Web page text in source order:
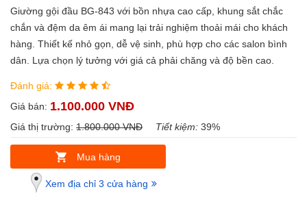
Giường gội đầu BG-843 với bồn nhựa cao cấp, khung sắt chắc
chắn và đệm da êm ái mang lại trải nghiệm thoải mái cho khách
hàng. Thiết kế nhỏ gọn, dễ vệ sinh, phù hợp cho các salon bình
dân. Lựa chọn lý tưởng với giá cả phải chăng và độ bền cao.
Đánh giá:
Giá bán: 1.100.000 VNĐ
Giá thị trường: 1.800.000 VNĐ Tiết kiệm: 39%
Mua hàng
Xem địa chỉ 3 cửa hàng